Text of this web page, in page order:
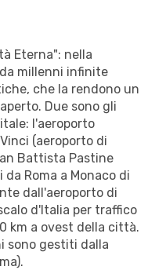
Eterna": nella
millenni infinite
che la rendono un
Due sono gli
l'aeroporto
(aeroporto di
Battista Pastine
Roma a Monaco di
dall'aeroporto di
d'Italia per traffico
km a ovest della città.
sono gestiti dalla